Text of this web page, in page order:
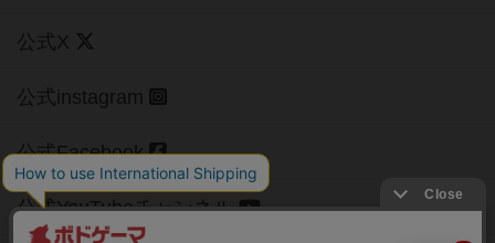
公式X
公式instagram
公式Facebook
公式YouTubeチャンネル